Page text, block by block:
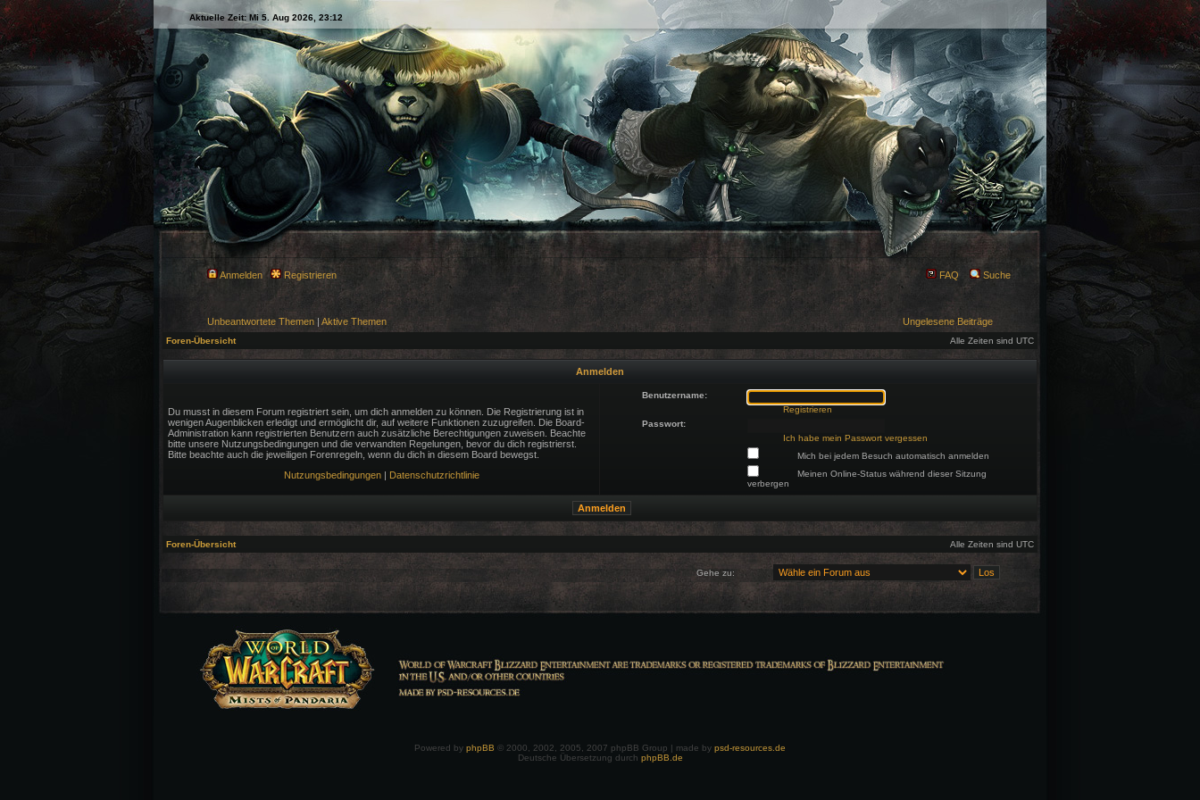
Aktuelle Zeit: Mi 5. Aug 2026, 23:12
Anmelden Registrieren FAQ Suche
Unbeantwortete Themen | Aktive Themen Ungelesene Beiträge
Foren-Übersicht Alle Zeiten sind UTC
Anmelden
Du musst in diesem Forum registriert sein, um dich anmelden zu können. Die Registrierung ist in
wenigen Augenblicken erledigt und ermöglicht dir, auf weitere Funktionen zuzugreifen. Die Board-
Administration kann registrierten Benutzern auch zusätzliche Berechtigungen zuweisen. Beachte
bitte unsere Nutzungsbedingungen und die verwandten Regelungen, bevor du dich registrierst.
Bitte beachte auch die jeweiligen Forenregeln, wenn du dich in diesem Board bewegst.
Nutzungsbedingungen| Datenschutzrichtlinie
Benutzername:
Registrieren
Passwort:
Ich habe mein Passwort vergessen
Mich bei jedem Besuch automatisch anmelden
Meinen Online-Status während dieser Sitzung
verbergen
Foren-Übersicht Alle Zeiten sind UTC
Gehe zu:
Powered by phpBB © 2000, 2002, 2005, 2007 phpBB Group | made by psd-resources.de
Deutsche Übersetzung durch phpBB.de